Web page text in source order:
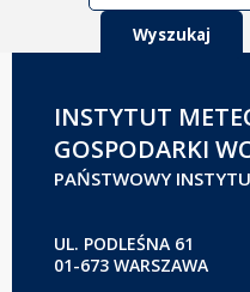
INSTYTUT
GOSPODARKI
PAŃSTWOWY
UL. PODLEŚNA 61
01-673 WARSZAWA